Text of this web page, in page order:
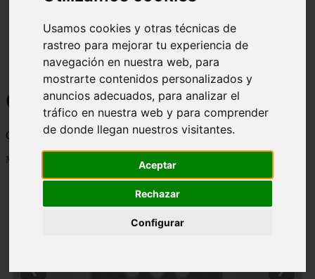
Usamos cookies y otras técnicas de
rastreo para mejorar tu experiencia de
navegación en nuestra web, para
mostrarte contenidos personalizados y
anuncios adecuados, para analizar el
tráfico en nuestra web y para comprender
de donde llegan nuestros visitantes.
Aceptar
Rechazar
Configurar
Curiosidades y Sabias que
Cosas curiosas, curiosidades, noticias impactantes y mucho mas
Mostrando 1 - 24 de 2838 artículos